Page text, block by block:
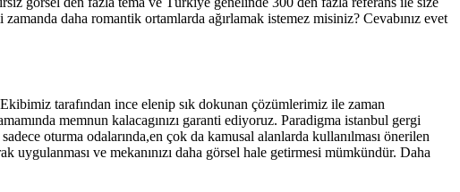
daha romantik ortamlarda ağırlamak istemez misiniz? Cevabınız evet
tarafından ince elenip sık dokunan çözümlerimiz ile zaman
memnun kalacagınızı garanti ediyoruz. Paradigma istanbul gergi
oturma odalarında,en çok da kamusal alanlarda kullanılması önerilen
uygulanması ve mekanınızı daha görsel hale getirmesi mümkündür. Daha